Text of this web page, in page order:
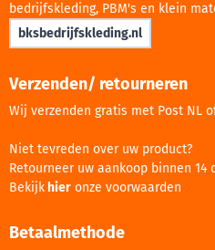
bedrijfskleding, PBM's en klein
bksbedrijfskleding.nl
Verzenden/ retourneren
Wij verzenden gratis met Post NL
Niet tevreden over uw product?
Retourneer uw aankoop binnen 14
Bekijk hier onze voorwaarden
Betaalmethode